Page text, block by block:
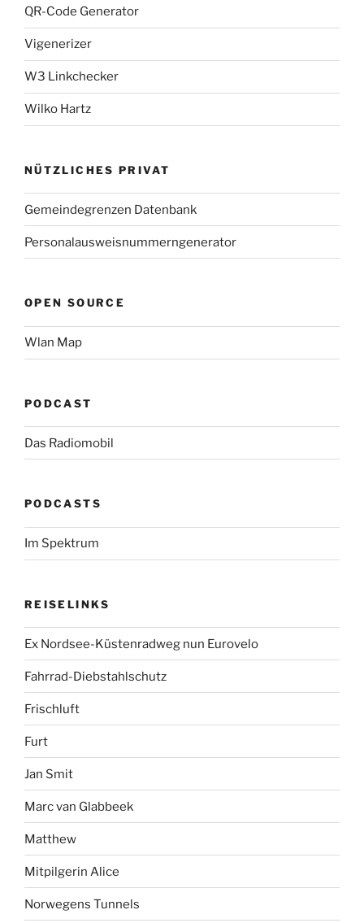
QR-Code Generator
Vigenerizer
W3 Linkchecker
Wilko Hartz
NÜTZLICHES PRIVAT
Gemeindegrenzen Datenbank
Personalausweisnummerngenerator
OPEN SOURCE
Wlan Map
PODCAST
Das Radiomobil
PODCASTS
Im Spektrum
REISELINKS
Ex Nordsee-Küstenradweg nun Eurovelo
Fahrrad-Diebstahlschutz
Frischluft
Furt
Jan Smit
Marc van Glabbeek
Matthew
Mitpilgerin Alice
Norwegens Tunnels